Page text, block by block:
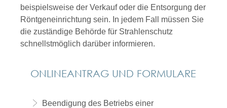
beispielsweise der Verkauf oder die Entsorgung der
Röntgeneinrichtung sein. In jedem Fall müssen Sie
die zuständige Behörde für Strahlenschutz
schnellstmöglich darüber informieren.
ONLINEANTRAG UND FORMULARE
Beendigung des Betriebs einer